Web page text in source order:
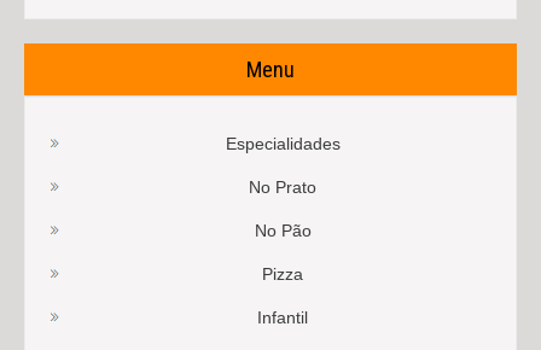
Menu
Especialidades
No Prato
No Pão
Pizza
Infantil